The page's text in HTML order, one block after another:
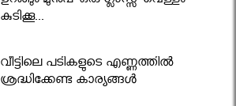
കുടിക്കൂ...
വീട്ടിലെ പടികളുടെ എണ്ണത്തിൽ
ശ്രദ്ധിക്കേണ്ട കാര്യങ്ങൾ